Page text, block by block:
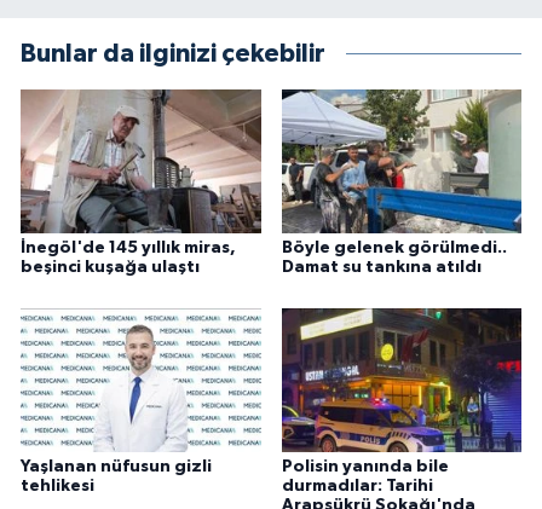
Bunlar da ilginizi çekebilir
İnegöl'de 145 yıllık miras,
beşinci kuşağa ulaştı
Böyle gelenek görülmedi..
Damat su tankına atıldı
Yaşlanan nüfusun gizli
tehlikesi
Polisin yanında bile
durmadılar: Tarihi
Arapşükrü Sokağı'nda